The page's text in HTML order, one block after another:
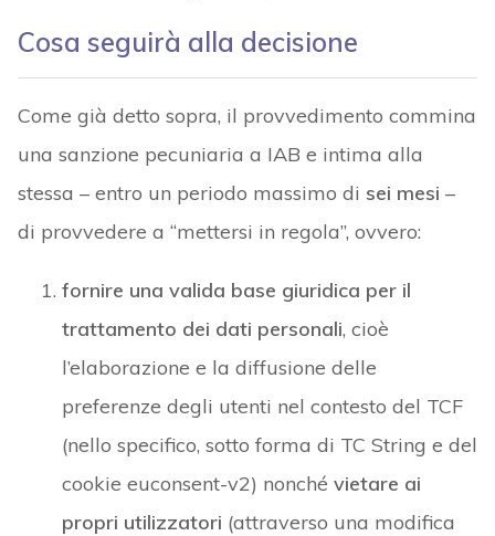
Cosa seguirà alla decisione
Come già detto sopra, il provvedimento commina
una sanzione pecuniaria a IAB e intima alla
stessa – entro un periodo massimo di sei mesi –
di provvedere a “mettersi in regola”, ovvero:
fornire una valida base giuridica per il
trattamento dei dati personali, cioè
l’elaborazione e la diffusione delle
preferenze degli utenti nel contesto del TCF
(nello specifico, sotto forma di TC String e del
cookie euconsent-v2) nonché vietare ai
propri utilizzatori (attraverso una modifica